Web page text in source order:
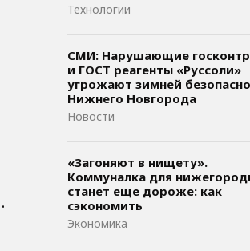
Технологии
СМИ: Нарушающие
и ГОСТ реагенты «Руссоли»
угрожают зимней
Нижнего Новгорода
Новости
«Загоняют в нищету».
Коммуналка для
станет еще дороже: как
сэкономить
Экономика